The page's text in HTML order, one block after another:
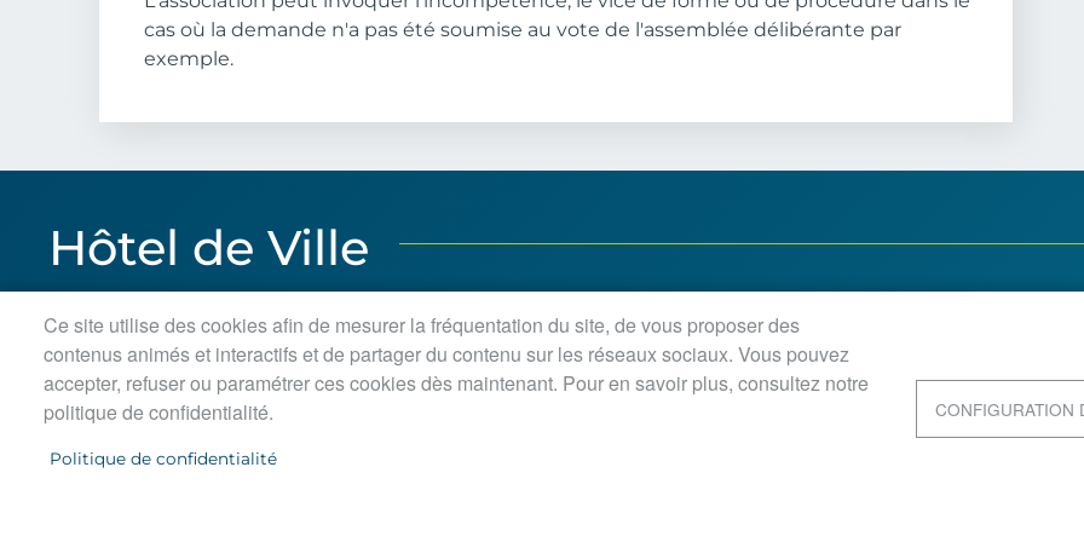
cas où la demande n'a pas été soumise au vote de l'assemblée délibérante par
exemple.
Hôtel de Ville
BP 30029 Le Plessis-Bouchard
95131 Franconville cedex
Tel. 01 34 13 71 39
Lundi, jeudi, vendredi : 8h30-12h / 13h30-18h
Mardi : 8h30-12h / 13h30-18h45
Mercredi matin : 8h30-12h45
Ce site utilise des cookies afin de mesurer la fréquentation du site, de vous proposer des
contenus animés et interactifs et de partager du contenu sur les réseaux sociaux. Vous pouvez
accepter, refuser ou paramétrer ces cookies dès maintenant. Pour en savoir plus, consultez notre
politique de confidentialité.
Politique de confidentialité
CONFIGURATION